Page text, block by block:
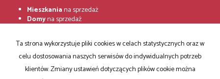
Mieszkaniana sprzedaż
Domyna sprzedaż
na sprzedaż
Halena sprzedaż
Obiektyna sprzedaż
Ta strona wykorzystuje pliki cookies w celach statystycznych oraz w
celu dostosowania naszych serwisów do indywidualnych potrzeb
klientów. Zmiany ustawień dotyczących plików cookie można